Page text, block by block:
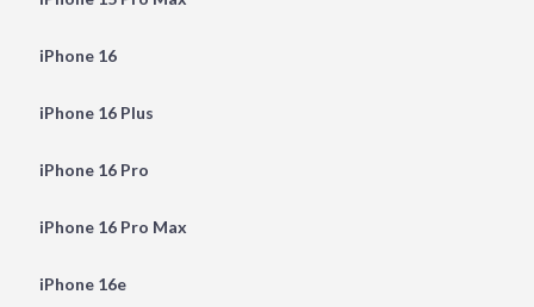
iPhone 16
iPhone 16 Plus
iPhone 16 Pro
iPhone 16 Pro Max
iPhone 16e